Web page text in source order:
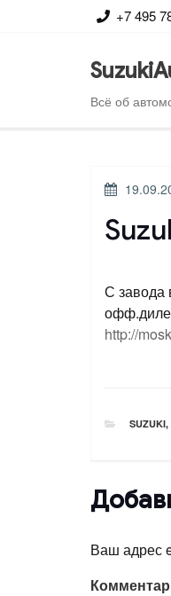
+7 495
Всё об
С завода
http://
SUZUKI,
Ваш адрес